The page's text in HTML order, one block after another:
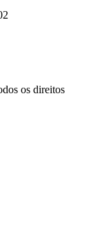
os direitos